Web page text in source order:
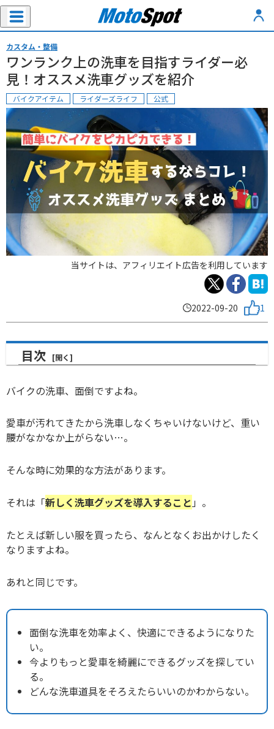
カスタム・整備
ワンランク上の洗車を目指すライダー必
見！オススメ洗車グッズを紹介
バイクアイテム ライダーズライフ 公式
当サイトは、アフィリエイト広告を利用しています
2022-09-20 1
目次
バイクの洗車、面倒ですよね。
愛車が汚れてきたから洗車しなくちゃいけないけど、重い
腰がなかなか上がらない…。
そんな時に効果的な方法があります。
それは「新しく洗車グッズを導入すること 」。
たとえば新しい服を買ったら、なんとなくお出かけしたく
なりますよね。
あれと同じです。
面倒な洗車を効率よく、快適にできるようになりた
い。
今よりもっと愛車を綺麗にできるグッズを探してい
る。
どんな洗車道具をそろえたらいいのかわからない。